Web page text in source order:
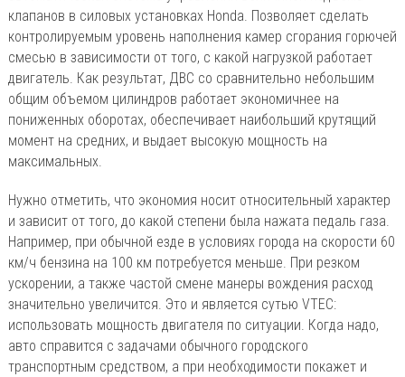
клапанов в силовых установках Honda. Позволяет сделать
контролируемым уровень наполнения камер сгорания горючей
смесью в зависимости от того, с какой нагрузкой работает
двигатель. Как результат, ДВС со сравнительно небольшим
общим объемом цилиндров работает экономичнее на
пониженных оборотах, обеспечивает наибольший крутящий
момент на средних, и выдает высокую мощность на
максимальных.
Нужно отметить, что экономия носит относительный характер
и зависит от того, до какой степени была нажата педаль газа.
Например, при обычной езде в условиях города на скорости 60
км/ч бензина на 100 км потребуется меньше. При резком
ускорении, а также частой смене манеры вождения расход
значительно увеличится. Это и является сутью VTEC:
использовать мощность двигателя по ситуации. Когда надо,
авто справится с задачами обычного городского
транспортным средством, а при необходимости покажет и